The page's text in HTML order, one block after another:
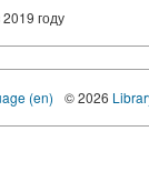
году
(en) © 2026